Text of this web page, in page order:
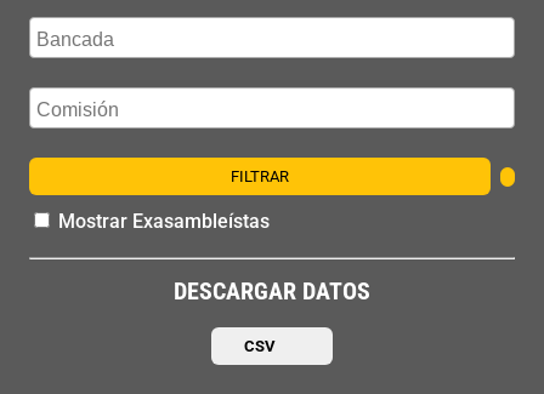
FILTRAR
Mostrar Exasambleístas
DESCARGAR DATOS
CSV